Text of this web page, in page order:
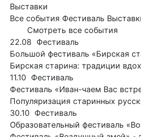
Выставки
Все события Фестиваль
Смотреть все события
22.08 Фестиваль
Большой фестиваль «Бирская
Бирская старина: традиции
11.10 Фестиваль
Фестиваль «Иван-чаем Вас
Популяризация старинных
30.10 Фестиваль
Образовательный фестиваль